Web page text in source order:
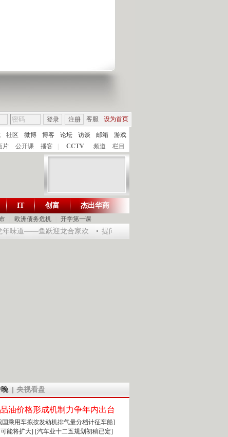
客服 设为首页
登录 注册
社区 微博 博客 论坛 访谈 邮箱
游戏
片 公开课 播客 | CCTV 频道 栏目
财智生活 一键通达
欧洲债务危机 开学第一课
IT 创富 杰出华商
味道——鱼跃迎龙合家欢 提问2012：机遇与悬念共存
央视看盘
油价格形成机制力争年内出台
国乘用车拟按发动机排气量分档计征车船]
能将扩大] [汽车业十二五规划初稿已定]